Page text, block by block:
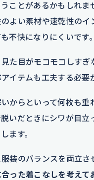
ことがあるかもしれま
よい素材や速乾性のイ
不快になりにくいです。
た目がモコモコしすぎ
イテムも工夫する必要
からといって何枚も重
いだときにシワが目立
ます。
装のバランスを両立さ
った着こなしを考えて